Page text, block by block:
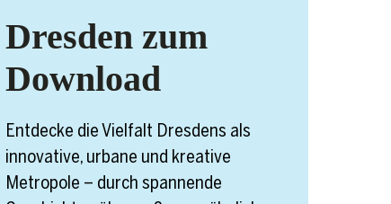
Dresden zum
Download
Entdecke die Vielfalt Dresdens als
innovative, urbane und kreative
Metropole – durch spannende